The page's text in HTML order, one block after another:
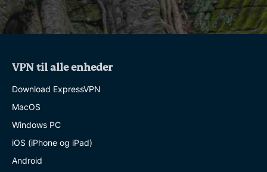
VPN til alle enheder
Download ExpressVPN
MacOS
Windows PC
iOS (iPhone og iPad)
Android